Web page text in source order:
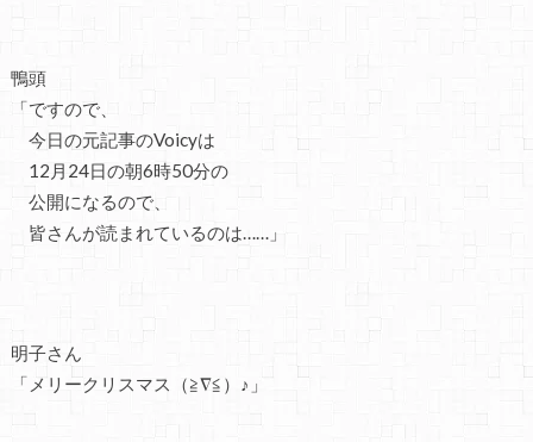
鴨頭
「ですので、
今日の元記事のVoicyは
12月24日の朝6時50分の
公開になるので、
皆さんが読まれているのは……」
明子さん
「メリークリスマス（≧∇≦）♪」